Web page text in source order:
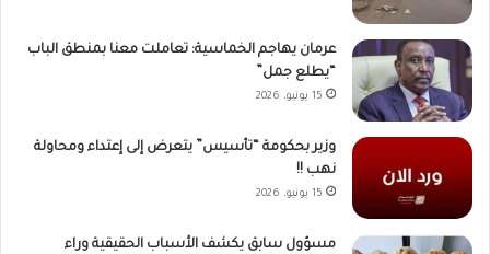
عرمان يهاجم الخماسية: تعاملت معنا بمنطق الباب
“يطلع جمل”
15 يونيو، 2026
وزير بحكومة “تأسيس” يتعرض إلى إعتداء ومحاولة
نهب !!
15 يونيو، 2026
مسؤول سابق يكشف الأسباب الحقيقية وراء